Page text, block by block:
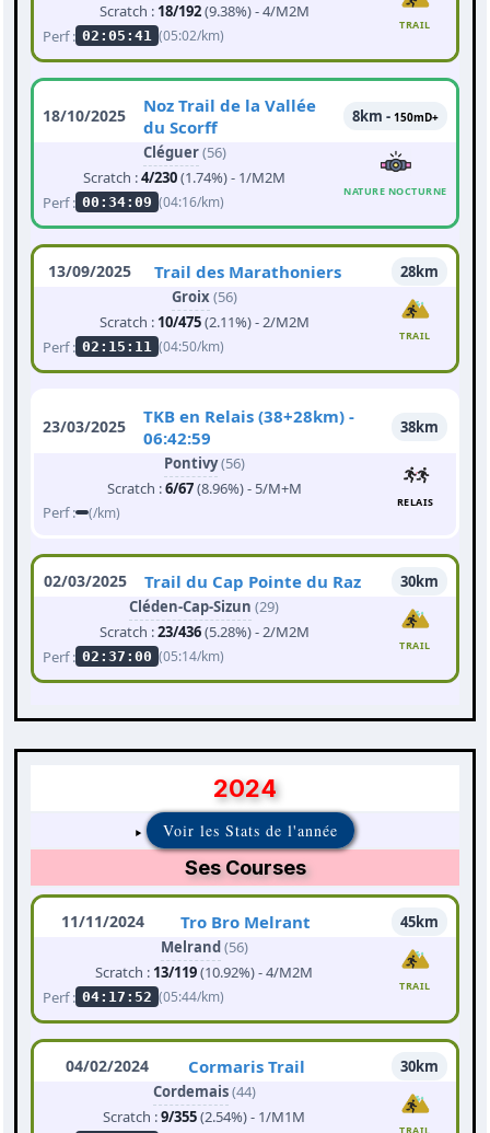
Scratch : 18/192(9.38%) - 4/M2M
Perf : 02:05:41 (05:02/km)
TRAIL
18/10/2025
Noz Trail de la Vallée
du Scorff
8km - 150mD+
Cléguer(56)
Scratch :4/230(1.74%) - 1/M2M
Perf : 00:34:09 (04:16/km)
NATURE NOCTURNE
13/09/2025 Trail des Marathoniers
28km
Groix(56)
Scratch : 10/475(2.11%) - 2/M2M
Perf : 02:15:11 (04:50/km)
TRAIL
23/03/2025
TKB en Relais (38+28km) -
06:42:59
38km
Pontivy(56)
Scratch :6/67(8.96%) - 5/M+M
Perf :
(/km)
RELAIS
02/03/2025 Trail du Cap Pointe du Raz
30km
Cléden-Cap-Sizun (29)
Scratch :23/436(5.28%) - 2/M2M
Perf : 02:37:00 (05:14/km)
TRAIL
2024
Voir les Stats de l'année
Ses Courses
11/11/2024 Tro Bro Melrant
45km
Melrand(56)
Scratch : 13/119(10.92%) - 4/M2M
Perf : 04:17:52 (05:44/km)
TRAIL
04/02/2024 Cormaris Trail
30km
Cordemais(44)
Scratch :9/355(2.54%) - 1/M1M